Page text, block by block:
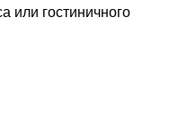
или гостиничного